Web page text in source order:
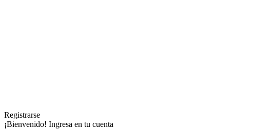
Registrarse
¡Bienvenido! Ingresa en tu cuenta